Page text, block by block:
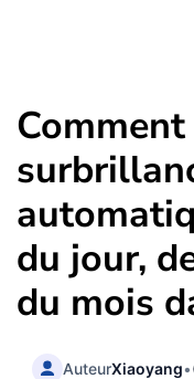
du jour,
du mois
AuteurXiaoyang•